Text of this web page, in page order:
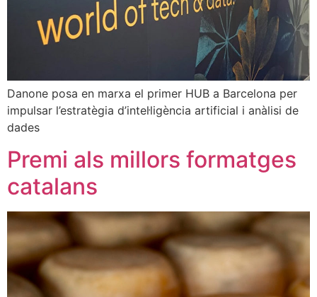
Danone posa en marxa el primer HUB a Barcelona per
impulsar l’estratègia d’intel·ligència artificial i anàlisi de
dades
Premi als millors formatges
catalans